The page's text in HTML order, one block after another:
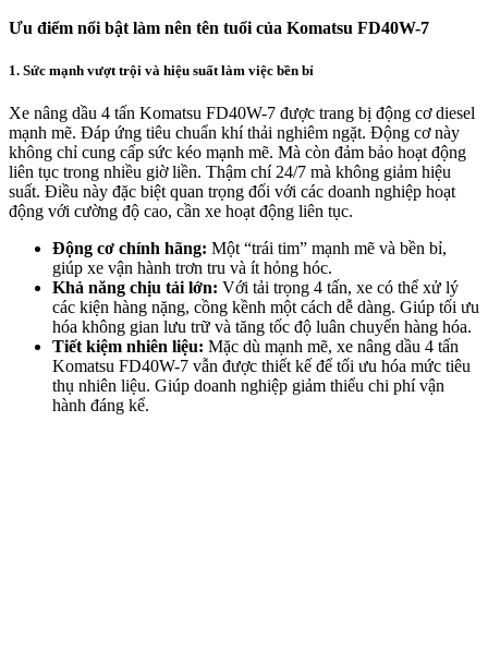
Ưu điểm nổi bật làm nên tên tuổi của Komatsu FD40W-7
1. Sức mạnh vượt trội và hiệu suất làm việc bền bỉ
Xe nâng dầu 4 tấn Komatsu FD40W-7 được trang bị động cơ diesel
mạnh mẽ. Đáp ứng tiêu chuẩn khí thải nghiêm ngặt. Động cơ này
không chỉ cung cấp sức kéo mạnh mẽ. Mà còn đảm bảo hoạt động
liên tục trong nhiều giờ liền. Thậm chí 24/7 mà không giảm hiệu
suất. Điều này đặc biệt quan trọng đối với các doanh nghiệp hoạt
động với cường độ cao, cần xe hoạt động liên tục.
Động cơ chính hãng: Một “trái tim” mạnh mẽ và bền bỉ,
giúp xe vận hành trơn tru và ít hỏng hóc.
Khả năng chịu tải lớn: Với tải trọng 4 tấn, xe có thể xử lý
các kiện hàng nặng, cồng kềnh một cách dễ dàng. Giúp tối ưu
hóa không gian lưu trữ và tăng tốc độ luân chuyển hàng hóa.
Tiết kiệm nhiên liệu: Mặc dù mạnh mẽ, xe nâng dầu 4 tấn
Komatsu FD40W-7 vẫn được thiết kế để tối ưu hóa mức tiêu
thụ nhiên liệu. Giúp doanh nghiệp giảm thiểu chi phí vận
hành đáng kể.